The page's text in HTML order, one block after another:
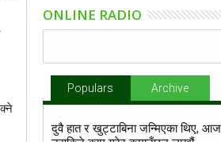
ONLINE RADIO
Populars Archive
दुवै हात र खुट्टाबिना जन्मिएका थिए,